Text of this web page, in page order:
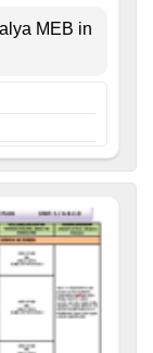
MEB in